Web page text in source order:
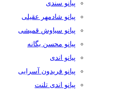
پیانو سندی
پیانو شادمهر عقیلی
پیانو سیاوش قمیشی
پیانو محسن یگانه
پیانو اندی
پیانو فریدون آسرایی
پیانو اندی تلنت